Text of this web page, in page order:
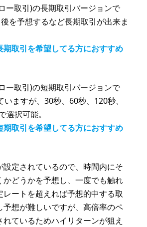
ー取引)の長期取引バージョンで
を予想するなど長期取引が出来ま
期取引を希望してる方におすすめ
ー取引)の短期取引バージョンで
ますが、30秒、60秒、120秒、
選択可能。
期取引を希望してる方におすすめ
設定されているので、時間内にそ
かどうかを予想し、一度でも触れ
レートを超えれば予想的中する取
予想が難しいですが、高倍率のペ
ているためハイリターンが狙え